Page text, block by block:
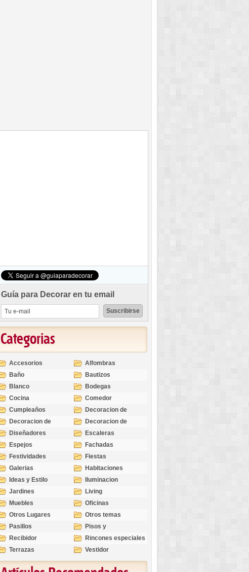
Guía para Decorar en tu email
Categorias
Accesorios
Alfombras
Baño
Bautizos
Blanco
Bodegas
Cocina
Comedor
Cumpleaños
Decoracion de
Exteriores
Decoracion de
Interiores
Decoracion de
Ocasiones
Diseñadores
Escaleras
Espejos
Fachadas
Festividades
Fiestas
Galerias
Habitaciones
Ideas y Estilo
Iluminacion
Jardines
Living
Muebles
Oficinas
Otros Lugares
Otros temas
Pasillos
Pisos y
revestimientos
Recibidor
Rincones especiales
Terrazas
Vestidor